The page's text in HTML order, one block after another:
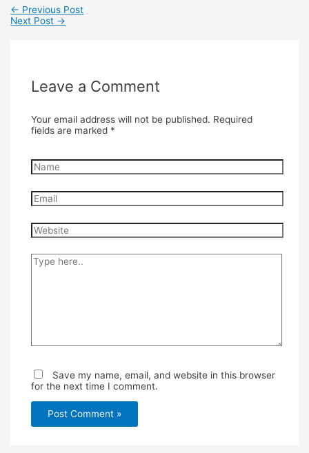
← Previous Post
Next Post →
Leave a Comment
Your email address will not be published. Required
fields are marked *
Name
Email
Website
Type
here..
Save my name, email, and website in this browser
for the next time I comment.